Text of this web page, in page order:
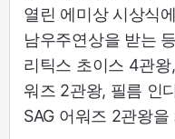
열린 에미상 시상식
남우주연상을 받는
리틱스 초이스 4관
워즈 2관왕, 필름 인
SAG 어워즈 2관왕